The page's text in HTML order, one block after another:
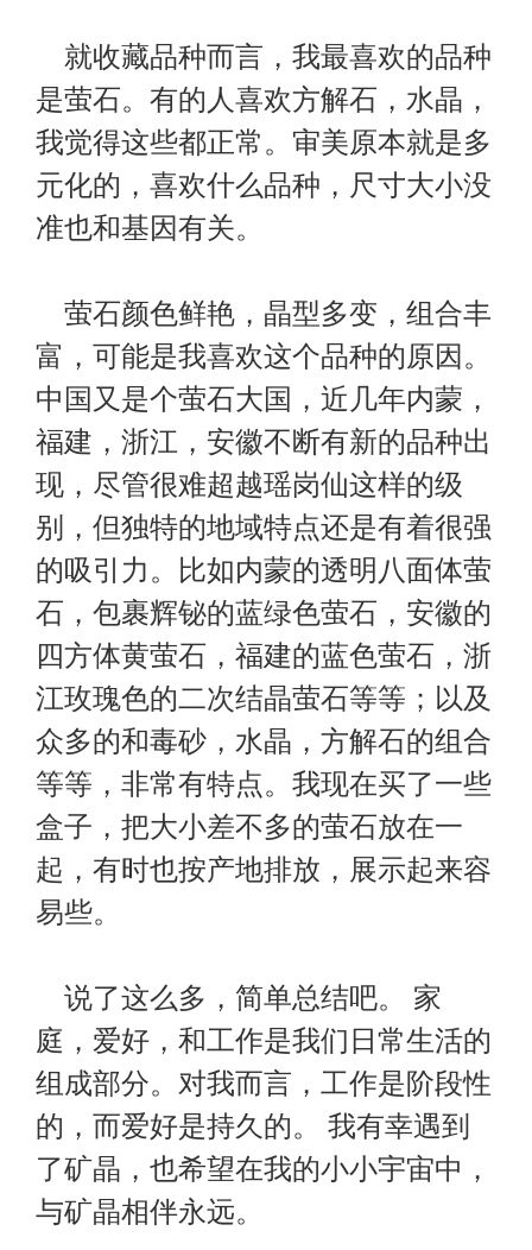
就收藏品种而言，我最喜欢的品种
是萤石。有的人喜欢方解石，水晶，
我觉得这些都正常。审美原本就是多
元化的，喜欢什么品种，尺寸大小没
准也和基因有关。
萤石颜色鲜艳，晶型多变，组合丰
富，可能是我喜欢这个品种的原因。
中国又是个萤石大国，近几年内蒙，
福建，浙江，安徽不断有新的品种出
现，尽管很难超越瑶岗仙这样的级
别，但独特的地域特点还是有着很强
的吸引力。比如内蒙的透明八面体萤
石，包裹辉铋的蓝绿色萤石，安徽的
四方体黄萤石，福建的蓝色萤石，浙
江玫瑰色的二次结晶萤石等等；以及
众多的和毒砂，水晶，方解石的组合
等等，非常有特点。我现在买了一些
盒子，把大小差不多的萤石放在一
起，有时也按产地排放，展示起来容
易些。
说了这么多，简单总结吧。 家
庭，爱好，和工作是我们日常生活的
组成部分。对我而言，工作是阶段性
的，而爱好是持久的。 我有幸遇到
了矿晶，也希望在我的小小宇宙中，
与矿晶相伴永远。